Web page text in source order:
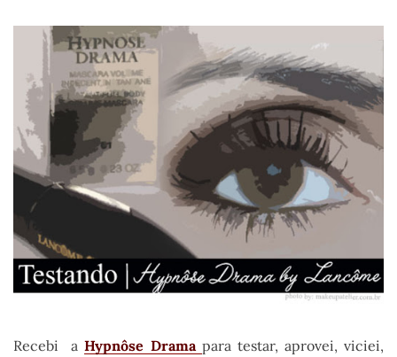
Recebi aHypnôse Drama para testar, aprovei, viciei,